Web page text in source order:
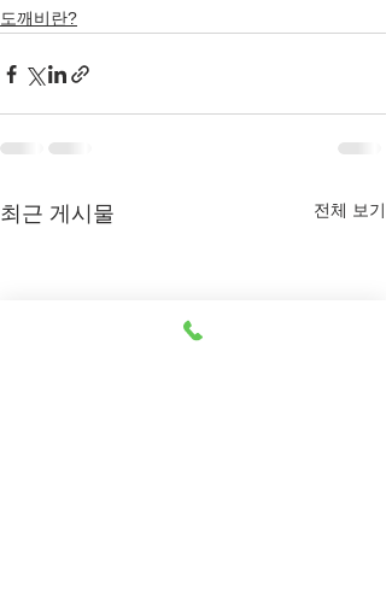
도깨비란?
최근 게시물 전체 보기